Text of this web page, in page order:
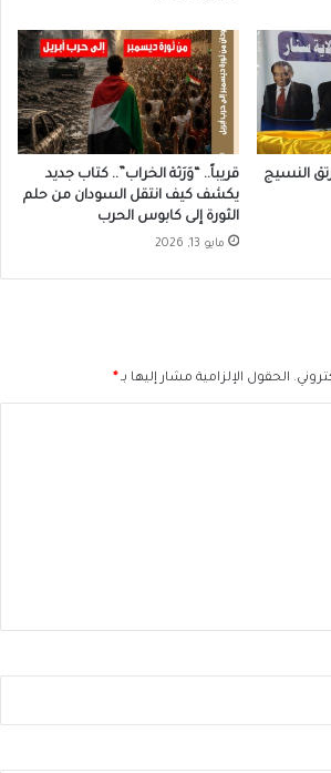
النسيج
قريباً.. “وَرَثة الخراب”.. كتاب جديد
يكشف كيف انتقل السودان من حلم
الثورة إلى كابوس الحرب
مايو 13, 2026
الحقول الإلزامية مشار إليها بـ *